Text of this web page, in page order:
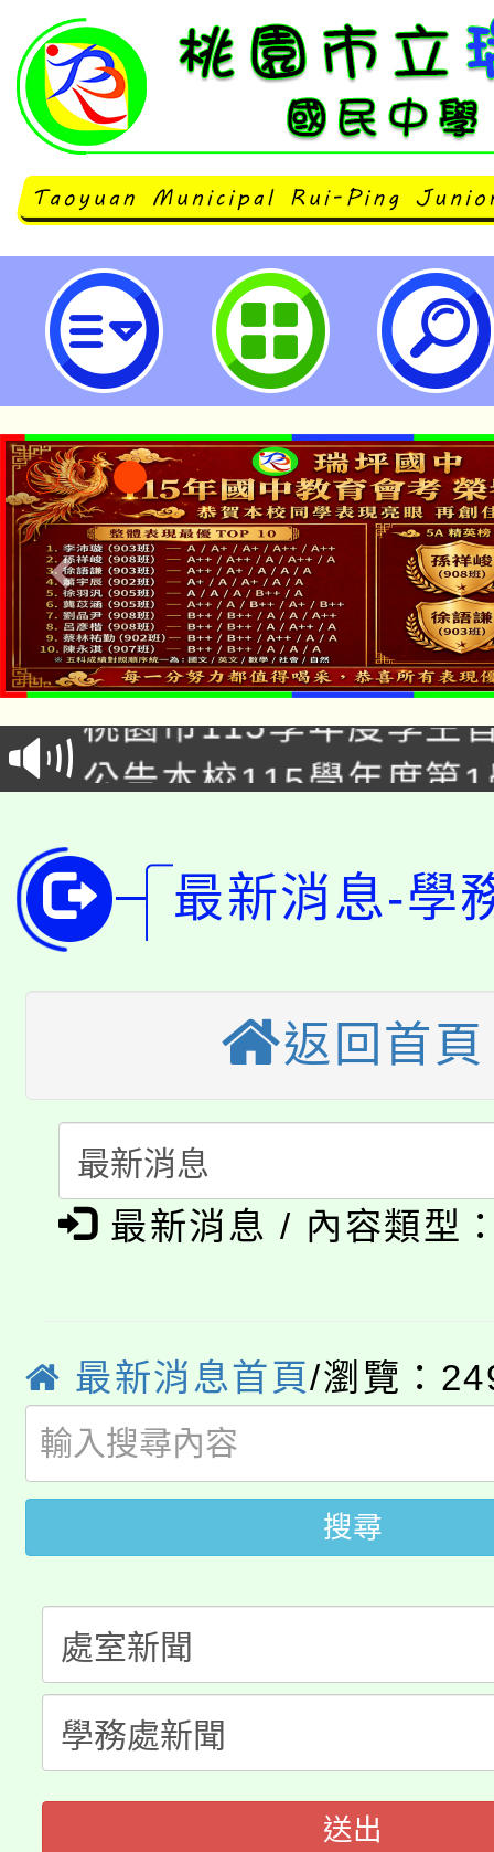
宣導水域安全知能，使學生謹記水
市立瑞坪國民中學
公告本校115學年度第
代理(課)教師甄選結果(
「2026金融保險知識
桃園市115學年度學生
生本土語及新住民語歌
公告本校115學年度第
代理(課)教師甄選結果(
轉知中國文化大學推廣
《TA101》溝通分析基
程，歡迎學生輔導中心
心理、諮商輔導、社會
系所師生報名參加。
轉知苗栗縣政府辦理
縣市「校園短影音徵選
門員」簡章及活動海報
踴躍報名參加。
桃園市115學年度學生
「桃園市補助參觀特色
展演活動實施計畫」
115年度「教育部表揚
義教育推展貢獻獎」
公告本校115學年度第
代理(課)教師甄選結果(
「2026金融保險知識
代理(課)教師甄選結果(
公告本校115學年度第
代理(課)教師甄選結果(
轉知中國文化大學推廣
《TA101》溝通分析基
程，歡迎學生輔導中心
心理、諮商輔導、社會
系所師生報名參加。
轉知苗栗縣政府辦理
縣市「校園短影音徵
門員」簡章及活動海報
踴躍報名參加。
桃園市115學年度學生
要點
展演活動實施計畫」
115年度「教育部表揚
義教育推展貢獻獎」
最新消息-學
返回首頁
最新消息 / 內容類型
最新消息首頁/瀏覽：
搜尋
送出